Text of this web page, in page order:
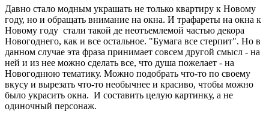
Давно стало модным украшать не только квартиру к Новому
году, но и обращать внимание на окна. И трафареты на окна к
Новому году стали такой де неотъемлемой частью декора
Новогоднего, как и все остальное. "Бумага все стерпит". Но в
данном случае эта фраза принимает совсем другой смысл - на
ней и из нее можно сделать все, что душа пожелает - на
Новогоднюю тематику. Можно подобрать что-то по своему
вкусу и вырезать что-то необычнее и красиво, чтобы можно
было украсить окна. И составить целую картинку, а не
одиночный персонаж.